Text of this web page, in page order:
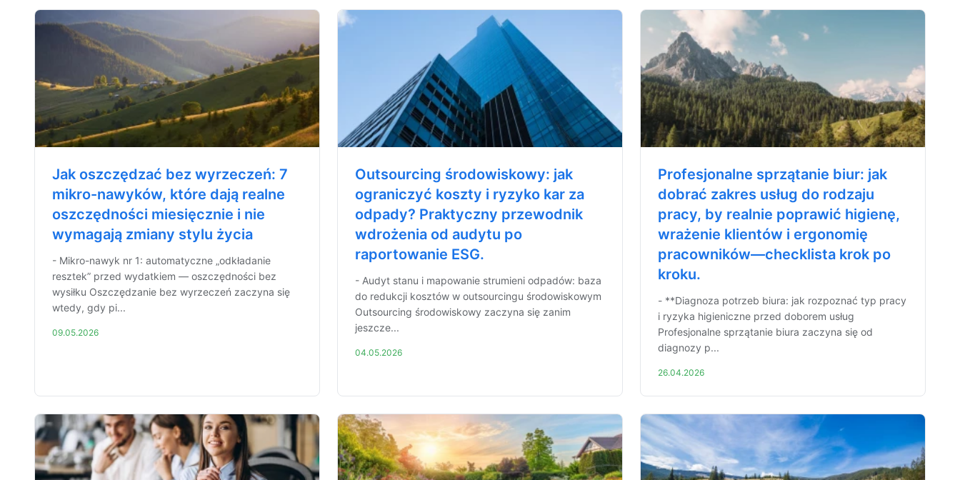
Jak oszczędzać bez wyrzeczeń: 7
mikro-nawyków, które dają realne
oszczędności miesięcznie i nie
wymagają zmiany stylu życia
- Mikro-nawyk nr 1: automatyczne „odkładanie
resztek” przed wydatkiem — oszczędności bez
wysiłku Oszczędzanie bez wyrzeczeń zaczyna się
wtedy, gdy pi...
09.05.2026
Outsourcing środowiskowy: jak
ograniczyć koszty i ryzyko kar za
odpady? Praktyczny przewodnik
wdrożenia od audytu po
raportowanie ESG.
- Audyt stanu i mapowanie strumieni odpadów: baza
do redukcji kosztów w outsourcingu środowiskowym
Outsourcing środowiskowy zaczyna się zanim
jeszcze...
04.05.2026
Profesjonalne sprzątanie biur: jak
dobrać zakres usług do rodzaju
pracy, by realnie poprawić higienę,
wrażenie klientów i ergonomię
pracowników—checklista krok po
kroku.
- **Diagnoza potrzeb biura: jak rozpoznać typ pracy
i ryzyka higieniczne przed doborem usług
Profesjonalne sprzątanie biura zaczyna się od
diagnozy p...
26.04.2026